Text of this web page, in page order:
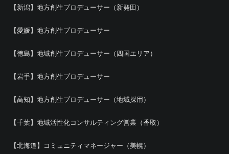
【新潟】地方創生プロデューサー（新発田）
【愛媛】地方創生プロデューサー
【徳島】地域創生プロデューサー（四国エリア）
【岩手】地方創生プロデューサー
【高知】地方創生プロデューサー（地域採用）
【千葉】地域活性化コンサルティング営業（香取）
【北海道】コミュニティマネージャー（美幌）